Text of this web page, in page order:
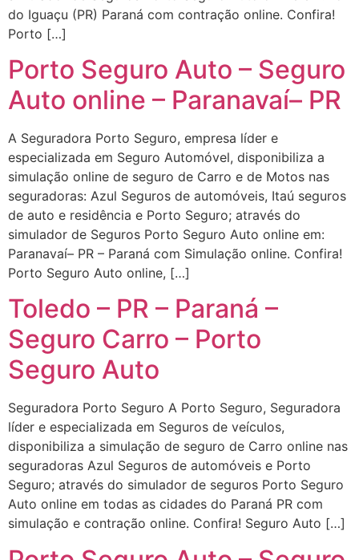
do Iguaçu (PR) Paraná com contração online. Confira!
Porto […]
Porto Seguro Auto – Seguro
Auto online – Paranavaí– PR
A Seguradora Porto Seguro, empresa líder e
especializada em Seguro Automóvel, disponibiliza a
simulação online de seguro de Carro e de Motos nas
seguradoras: Azul Seguros de automóveis, Itaú seguros
de auto e residência e Porto Seguro; através do
simulador de Seguros Porto Seguro Auto online em:
Paranavaí– PR – Paraná com Simulação online. Confira!
Porto Seguro Auto online, […]
Toledo – PR – Paraná –
Seguro Carro – Porto
Seguro Auto
Seguradora Porto Seguro A Porto Seguro, Seguradora
líder e especializada em Seguros de veículos,
disponibiliza a simulação de seguro de Carro online nas
seguradoras Azul Seguros de automóveis e Porto
Seguro; através do simulador de seguros Porto Seguro
Auto online em todas as cidades do Paraná PR com
simulação e contração online. Confira! Seguro Auto […]